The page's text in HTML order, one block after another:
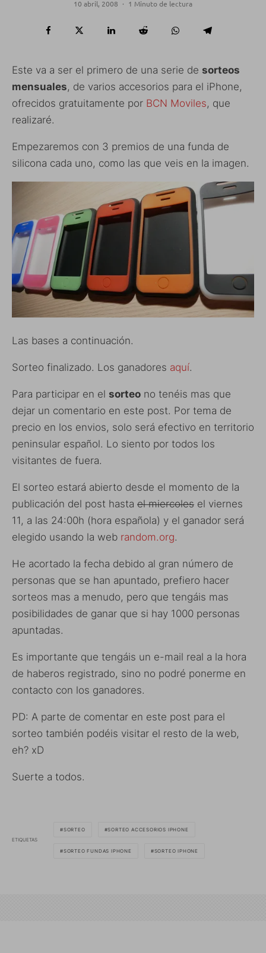
10 abril, 2008 · 1 Minuto de lectura
Este va a ser el primero de una serie de sorteos
mensuales, de varios accesorios para el iPhone,
ofrecidos gratuitamente por BCN Moviles, que
realizaré.
Empezaremos con 3 premios de una funda de
silicona cada uno, como las que veis en la imagen.
Las bases a continuación.
Sorteo finalizado. Los ganadores aquí.
Para participar en el sorteo no tenéis mas que
dejar un comentario en este post. Por tema de
precio en los envios, solo será efectivo en territorio
peninsular español. Lo siento por todos los
visitantes de fuera.
El sorteo estará abierto desde el momento de la
publicación del post hasta el miercoles el viernes
11, a las 24:00h (hora española) y el ganador será
elegido usando la web random.org.
He acortado la fecha debido al gran número de
personas que se han apuntado, prefiero hacer
sorteos mas a menudo, pero que tengáis mas
posibilidades de ganar que si hay 1000 personas
apuntadas.
Es importante que tengáis un e-mail real a la hora
de haberos registrado, sino no podré ponerme en
contacto con los ganadores.
PD: A parte de comentar en este post para el
sorteo también podéis visitar el resto de la web,
eh? xD
Suerte a todos.
ETIQUETAS
SORTEO SORTEO ACCESORIOS IPHONE
SORTEO FUNDAS IPHONE SORTEO IPHONE